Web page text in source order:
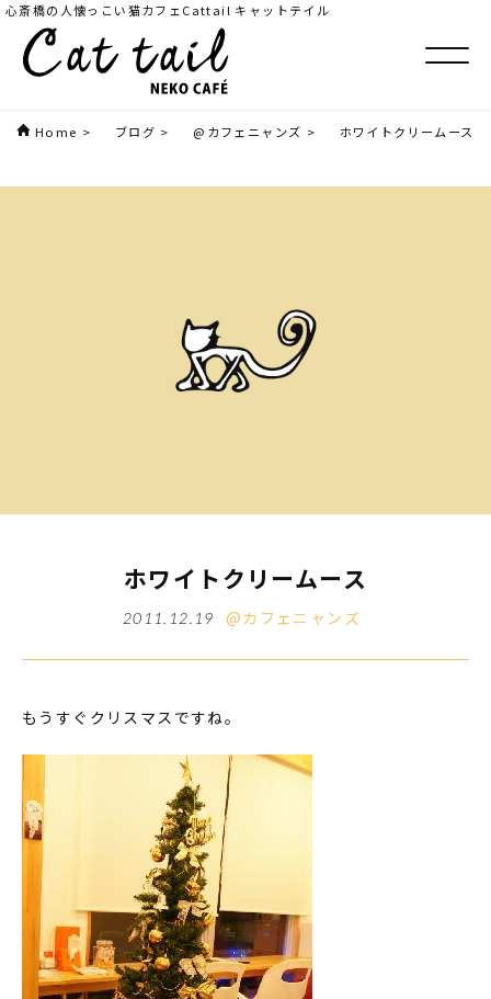
心斎橋の人懐っこい猫カフェCattail キャットテイル
Home > ブログ > @カフェニャンズ > ホワイトクリームース
ホワイトクリームース
2011.12.19 @カフェニャンズ
もうすぐクリスマスですね。